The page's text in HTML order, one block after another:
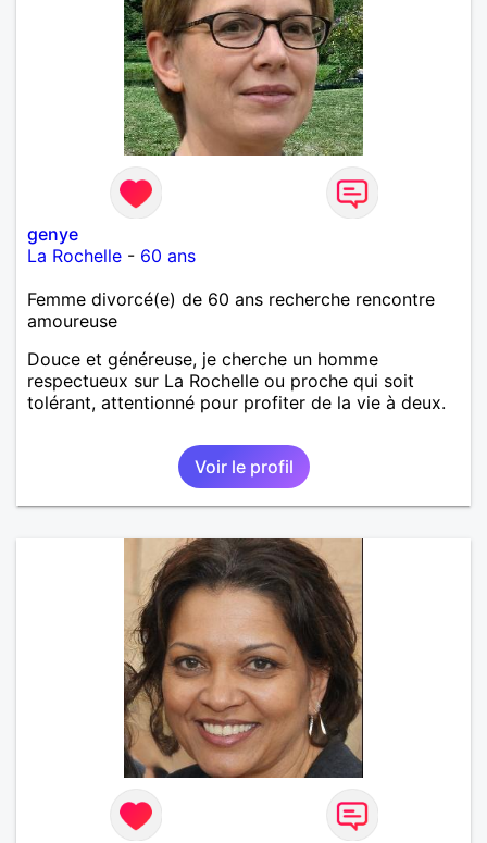
genye
La Rochelle - 60 ans
Femme divorcé(e) de 60 ans recherche rencontre
amoureuse
Douce et généreuse, je cherche un homme
respectueux sur La Rochelle ou proche qui soit
tolérant, attentionné pour profiter de la vie à deux.
Voir le profil